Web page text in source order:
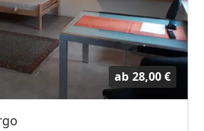
ab 28,00 €